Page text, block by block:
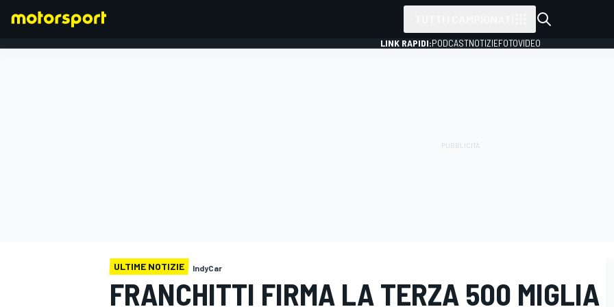
LINK RAPIDI:PODCASTNOTIZIEFOTOVIDEO
ULTIME NOTIZIE IndyCar
FRANCHITTI FIRMA LA TERZA 500 MIGLIA